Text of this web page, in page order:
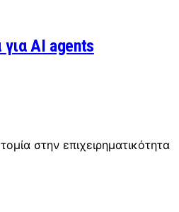
AI agents
στην επιχειρηματικότητα